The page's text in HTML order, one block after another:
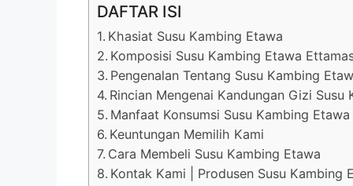
DAFTAR ISI
Khasiat Susu Kambing Etawa
Komposisi Susu Kambing Etawa
Pengenalan Tentang Susu Kambing
Rincian Mengenai Kandungan Gizi Susu
Manfaat Konsumsi Susu Kambing
Keuntungan Memilih Kami
Cara Membeli Susu Kambing Etawa
Kontak Kami | Produsen Susu Kambing